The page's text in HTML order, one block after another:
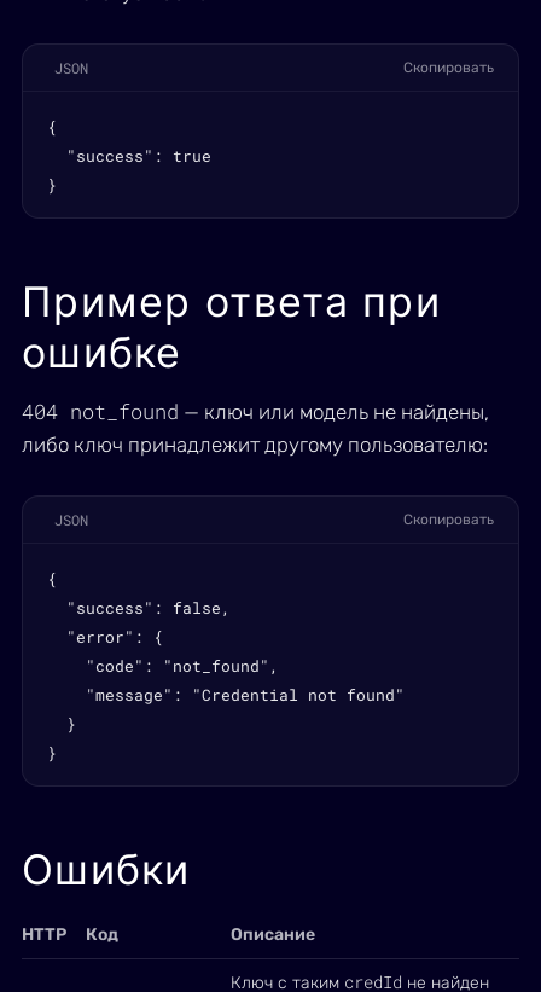
JSON Скопировать
{
  "success": true
}
Пример ответа при
ошибке
404 not_found — ключ или модель не найдены,
либо ключ принадлежит другому пользователю:
JSON Скопировать
{
  "success": false,
  "error": {
    "code": "not_found",
    "message": "Credential not found"
  }
}
Ошибки
HTTP Код Описание
Ключ с таким credId не найден